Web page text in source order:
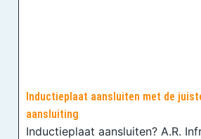
Inductieplaat aansluiten met de
aansluiting
Inductieplaat aansluiten? A.R.